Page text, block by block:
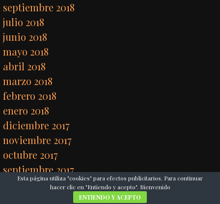
septiembre 2018
julio 2018
junio 2018
mayo 2018
abril 2018
marzo 2018
febrero 2018
enero 2018
diciembre 2017
noviembre 2017
octubre 2017
septiembre 2017
Esta página utiliza "cookies" para efectos publicitarios. Para continuar
hacer clic en "Entiendo y acepto". Bienvenido
ENTIENDO Y ACEPTO